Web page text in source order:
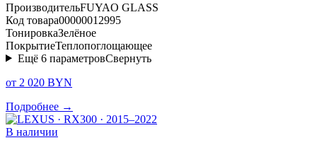
ПроизводительFUYAO GLASS
Код товара00000012995
ТонировкаЗелёное
ПокрытиеТеплопоглощающее
Ещё 6 параметровСвернуть
от 2 020 BYN
Подробнее →
В наличии